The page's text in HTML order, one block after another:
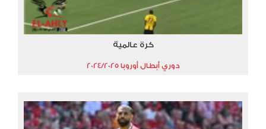
كرة عالمية
دوري أبطال أوروبا 2024/2025